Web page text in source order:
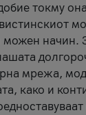
токму
можен начин.
мрежа,
како и